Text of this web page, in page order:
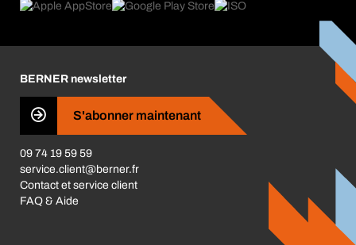
Guides de choix
Catégories produits
Ce qui nous motive
Les magasins BERNER
Presse
Business Conduct
BERNER newsletter
S'abonner maintenant
09 74 19 59 59
service.client@berner.fr
Contact et service client
FAQ & Aide